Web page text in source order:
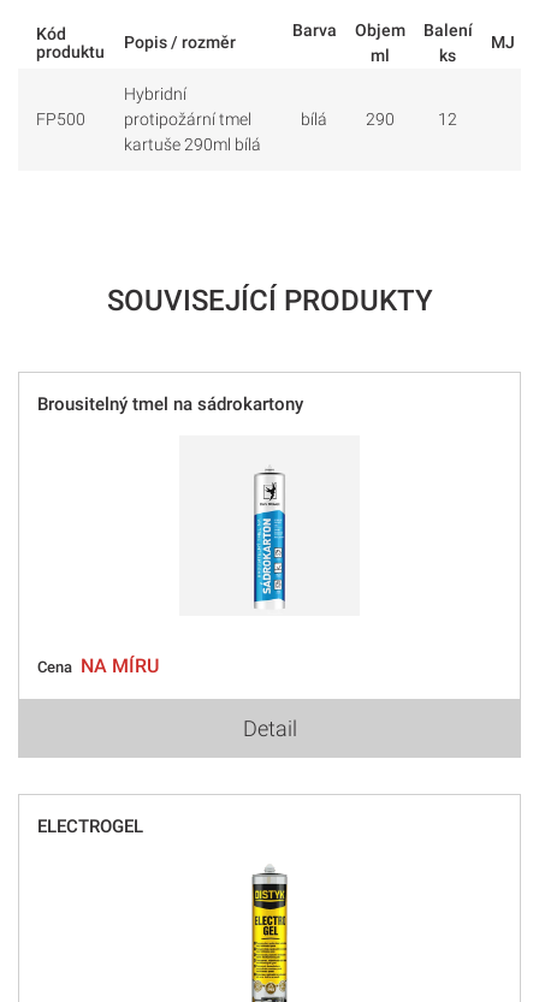
Kód
produktu
Popis / rozměr
Barva Objem Balení
MJ
ml ks
FP500
Hybridní
protipožární tmel
kartuše 290ml bílá
bílá 290 12
SOUVISEJÍCÍ PRODUKTY
Brousitelný tmel na sádrokartony
Cena NA MÍRU
Detail
ELECTROGEL